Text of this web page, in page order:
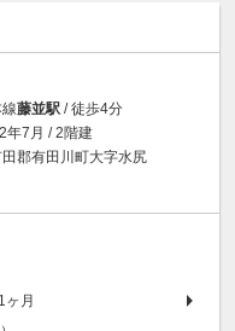
線藤並駅 / 徒歩4分
年7月 / 2階建
郡有田川町大字水尻
1ヶ月